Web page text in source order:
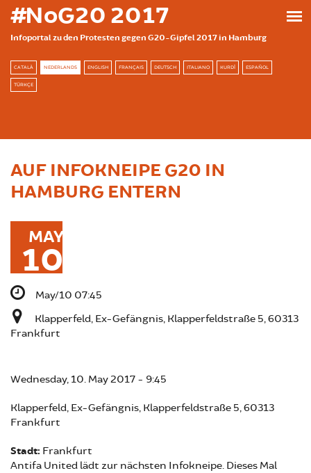
Skip to main content
#NoG20 2017
Infoportal zu den Protesten gegen G20-Gipfel 2017 in Hamburg
CATALÀ NEDERLANDS ENGLISH FRANÇAIS DEUTSCH ITALIANO KURDÎ ESPAÑOL
TÜRKÇE
AUF INFOKNEIPE G20 IN
HAMBURG ENTERN
MAY
10
May/10 07:45
Klapperfeld, Ex-Gefängnis, Klapperfeldstraße 5, 60313
Frankfurt
Wednesday, 10. May 2017 - 9:45
Klapperfeld, Ex-Gefängnis, Klapperfeldstraße 5, 60313
Frankfurt
Stadt: Frankfurt
Antifa United lädt zur nächsten Infokneipe. Dieses Mal